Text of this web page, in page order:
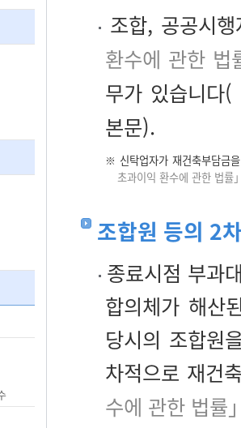
조합, 공공시
환수에 관한 법
무가 있습니다(
본문).
※ 신탁업자가 재건축부담금
초과이익 환수에 관한 법률
조합원 등의 2
종료시점 부과
합의체가 해산
당시의 조합원
차적으로 재건
수에 관한 법률